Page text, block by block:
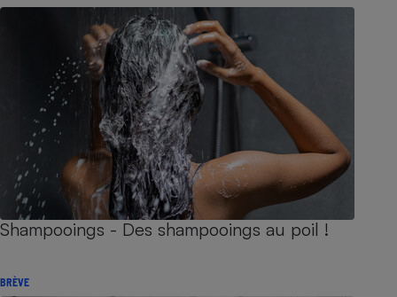
Shampooings - Des shampooings au poil !
BRÈVE